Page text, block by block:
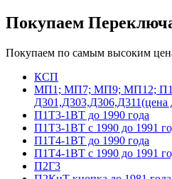
Покупаем
Покупаем по самым высоким
КСП
МП1; МП7; МП9; МП12;
Д301,Д303,Д306,Д311(цена
П1Т3-1ВТ до 1990 года
П1Т3-1ВТ с 1990 до 1991
П1Т4-1ВТ до 1990 года
П1Т4-1ВТ с 1990 до 1991
П2Г3